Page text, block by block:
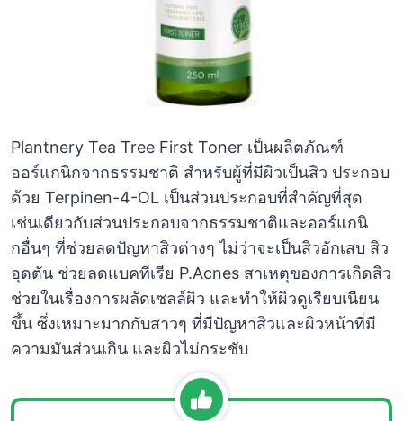
Plantnery Tea Tree First Toner เป็นผลิตภัณฑ์
ออร์แกนิกจากธรรมชาติ สำหรับผู้ที่มีผิวเป็นสิว ประกอบ
ด้วย Terpinen-4-OL เป็นส่วนประกอบที่สำคัญที่สุด
เช่นเดียวกับส่วนประกอบจากธรรมชาติและออร์แกนิ
กอื่นๆ ที่ช่วยลดปัญหาสิวต่างๆ ไม่ว่าจะเป็นสิวอักเสบ สิว
อุดตัน ช่วยลดแบคทีเรีย P.Acnes สาเหตุของการเกิดสิว
ช่วยในเรื่องการผลัดเซลล์ผิว และทำให้ผิวดูเรียบเนียน
ขึ้น ซึ่งเหมาะมากกับสาวๆ ที่มีปัญหาสิวและผิวหน้าที่มี
ความมันส่วนเกิน และผิวไม่กระชับ